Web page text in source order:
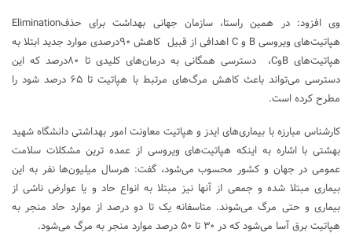
وی افزود: در همین راستا، سازمان جهانی بهداشت برای حذفElimination
هپاتیت‌های ویروسی B و C اهدافی از قبیل کاهش ۹۰درصدی موارد جدید ابتلا به
هپاتیت‌های BوC، دسترسی همگانی به درمان‌های کلیدی تا ۸۰درصد که این
دسترسی می‌تواند باعث کاهش مرگ‌های مرتبط با هپاتیت تا ۶۵ درصد شود را
مطرح کرده است.
کارشناس مبارزه با بیماری‌های ایدز و هپاتیت معاونت امور بهداشتی دانشگاه شهید
بهشتی با اشاره به اینکه هپاتیت‌های ویروسی از عمده ترین مشکلات سلامت
عمومی در جهان و کشور محسوب می‌شود، گفت: هرسال میلیون‌ها نفر به این
بیماری مبتلا شده و جمعی از آنها نیز مبتلا به انواع حاد و یا عوارض ناشی از
بیماری و حتی مرگ می‌شوند. متاسفانه یک تا دو درصد از موارد حاد منجر به
هپاتیت برق آسا می‌شود که در ۳۰ تا ۵۰ درصد موارد منجر به مرگ می‌شود.